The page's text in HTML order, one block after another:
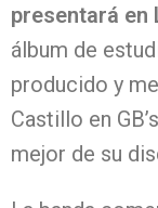
presentará en
álbum de
producido y
Castillo en
mejor de su